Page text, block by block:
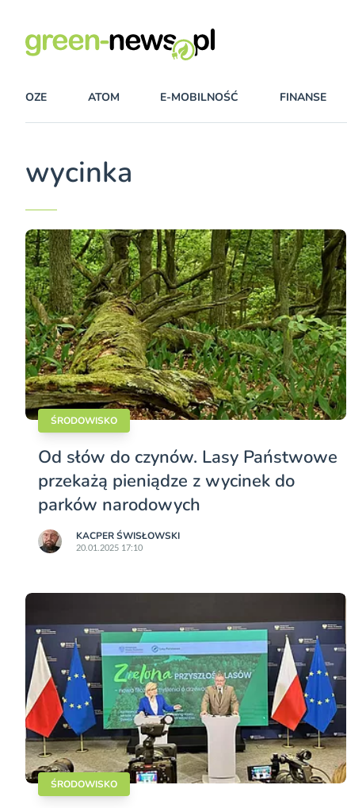
OZE ATOM E-MOBILNOŚĆ FINANSE
wycinka
ŚRODOWISKO
Od słów do czynów. Lasy Państwowe
przekażą pieniądze z wycinek do
parków narodowych
KACPER ŚWISŁO­WSKI
20.01.2025 17:10
ŚRODOWISKO